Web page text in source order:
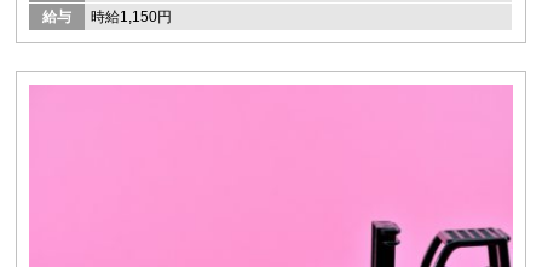
給与
時給1,150円